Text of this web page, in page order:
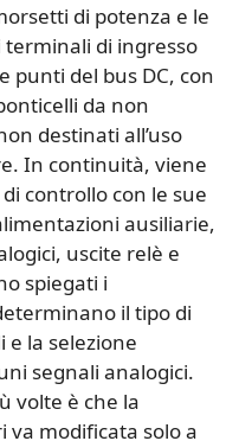
di potenza e le
di ingresso
punti del bus DC, con
da non
destinati all’uso
In continuità, viene
controllo con le sue
ausiliarie,
uscite relè e
spiegati i
il tipo di
e la selezione
segnali analogici.
volte è che la
va modificata solo a